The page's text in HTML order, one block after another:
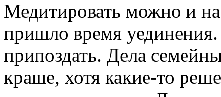
Медитировать можно и
пришло время
припоздать. Дела
краше, хотя какие-то